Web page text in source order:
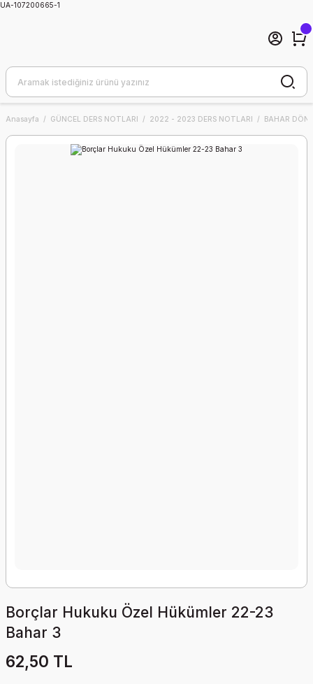
UA-107200665-1
Anasayfa GÜNCEL DERS NOTLARI 2022 - 2023 DERS NOTLARI BAHAR
Borçlar Hukuku Özel Hükümler 22-23
Bahar 3
62,50 TL